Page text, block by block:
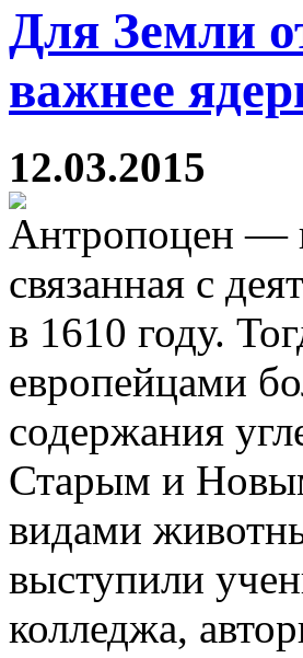
Для Земли
важнее
12.03.2015
Антропоцен —
связанная с
в 1610 году.
европейцами
содержания
Старым и
видами
выступили
колледжа,